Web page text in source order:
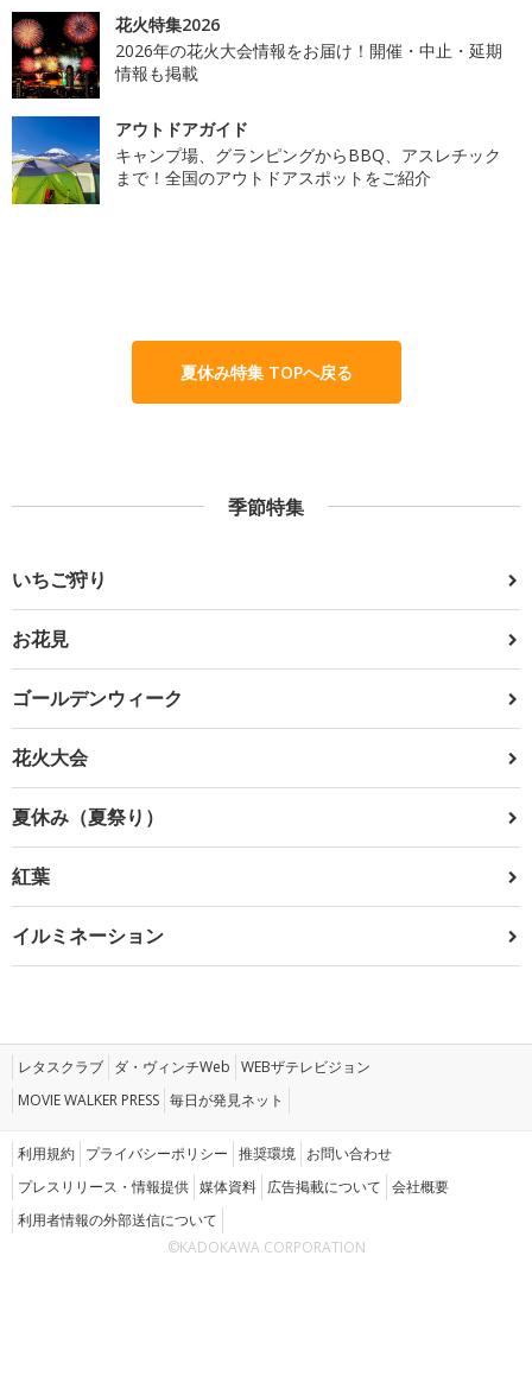
花火特集2026
2026年の花火大会情報をお届け！開催・中止・延期
情報も掲載
アウトドアガイド
キャンプ場、グランピングからBBQ、アスレチック
まで！全国のアウトドアスポットをご紹介
夏休み特集 TOPへ戻る
季節特集
いちご狩り
お花見
ゴールデンウィーク
花火大会
夏休み（夏祭り）
紅葉
イルミネーション
レタスクラブ ダ・ヴィンチWeb WEBザテレビジョン
MOVIE WALKER PRESS 毎日が発見ネット
利用規約 プライバシーポリシー 推奨環境 お問い合わせ
プレスリリース・情報提供 媒体資料 広告掲載について 会社概要
利用者情報の外部送信について
©KADOKAWA CORPORATION